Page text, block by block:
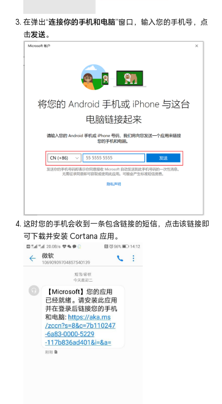
在弹出“连接你的手机和电脑”窗口，输入您的手机号，点
击发送。
这时您的手机会收到一条包含链接的短信，点击该链接即
可下载并安装 Cortana 应用。